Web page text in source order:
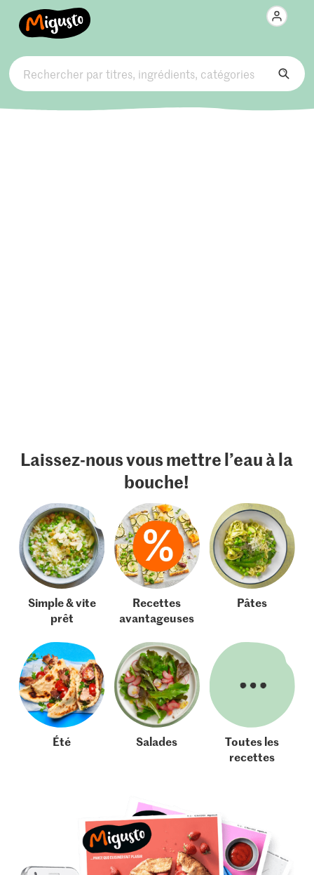
Laissez-nous vous mettre l’eau à la
bouche!
Simple & vite
prêt
Recettes
avantageuses
Pâtes
Été Salades
Toutes les
recettes